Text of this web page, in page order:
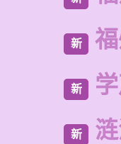
新
新
新